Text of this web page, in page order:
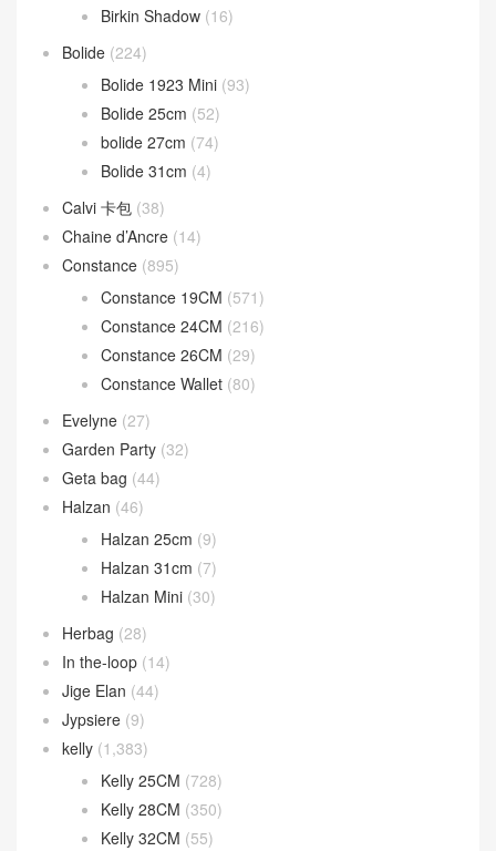
Birkin Shadow (16)
Bolide (224)
Bolide 1923 Mini (93)
Bolide 25cm (52)
bolide 27cm (74)
Bolide 31cm (4)
Calvi 卡包 (38)
Chaine d’Ancre (14)
Constance (895)
Constance 19CM (571)
Constance 24CM (216)
Constance 26CM (29)
Constance Wallet (80)
Evelyne (27)
Garden Party (32)
Geta bag (44)
Halzan (46)
Halzan 25cm (9)
Halzan 31cm (7)
Halzan Mini (30)
Herbag (28)
In the-loop (14)
Jige Elan (44)
Jypsiere (9)
kelly (1,383)
Kelly 25CM (728)
Kelly 28CM (350)
Kelly 32CM (55)